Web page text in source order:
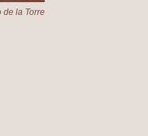
de la Torre